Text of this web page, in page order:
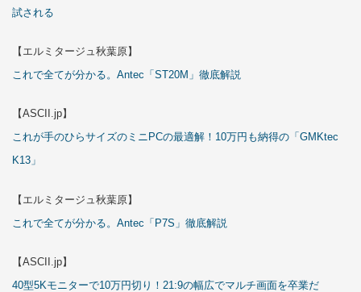
試される
【エルミタージュ秋葉原】
これで全てが分かる。Antec「ST20M」徹底解説
【ASCII.jp】
これが手のひらサイズのミニPCの最適解！10万円も納得の「GMKtec
K13」
【エルミタージュ秋葉原】
これで全てが分かる。Antec「P7S」徹底解説
【ASCII.jp】
40型5Kモニターで10万円切り！21:9の幅広でマルチ画面を卒業だ